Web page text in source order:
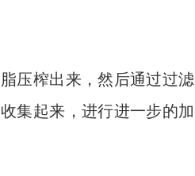
压榨出来，然后通过过滤
集起来，进行进一步的加